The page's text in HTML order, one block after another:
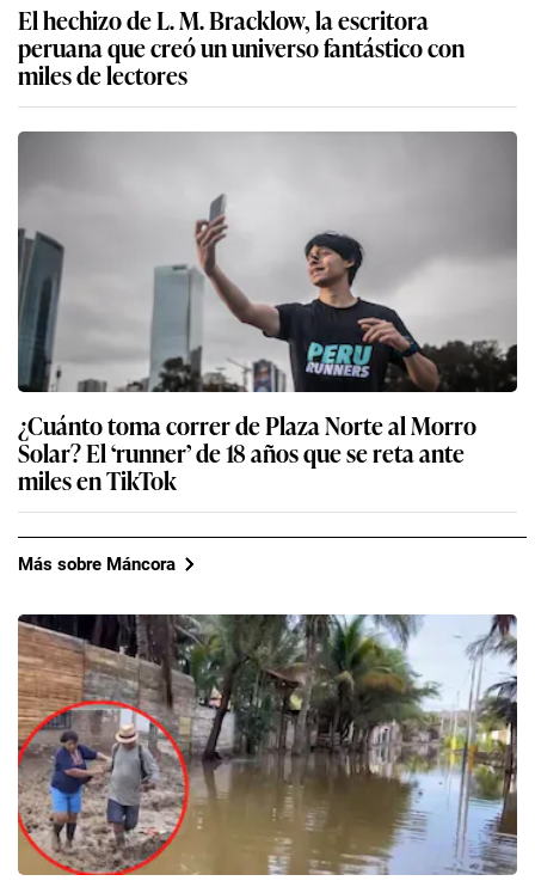
El hechizo de L. M. Bracklow, la escritora
peruana que creó un universo fantástico con
miles de lectores
¿Cuánto toma correr de Plaza Norte al Morro
Solar? El ‘runner’ de 18 años que se reta ante
miles en TikTok
Más sobre Máncora